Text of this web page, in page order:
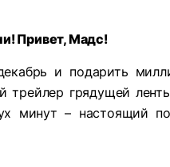
Привет, Мадс!
и подарить
трейлер грядущей
минут – настоящий